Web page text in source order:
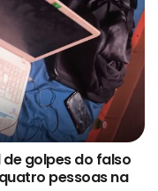
golpes do falso
pessoas na